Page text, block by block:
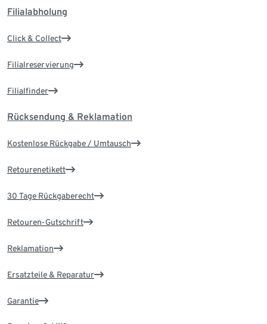
Filialabholung
Click & Collect
Filialreservierung
Filialfinder
Rücksendung & Reklamation
Kostenlose Rückgabe / Umtausch
Retourenetikett
30 Tage Rückgaberecht
Retouren-Gutschrift
Reklamation
Ersatzteile & Reparatur
Garantie